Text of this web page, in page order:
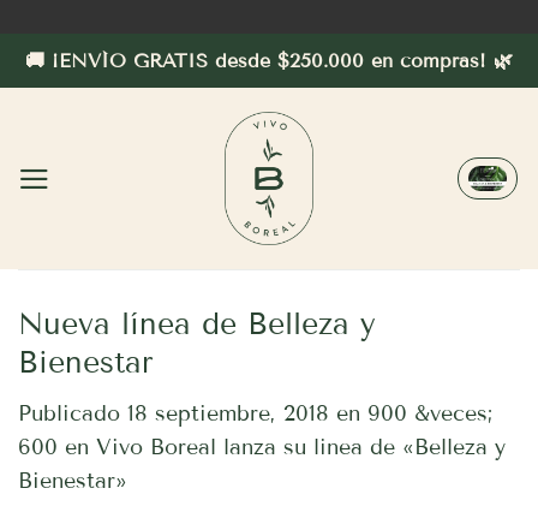
contenido
🚚 ¡ENVÍO GRATIS desde $250.000 en compras! 🌿
Nueva línea de Belleza y
Bienestar
Publicado 18 septiembre, 2018 en 900 &veces;
600 en Vivo Boreal lanza su linea de «Belleza y
Bienestar»